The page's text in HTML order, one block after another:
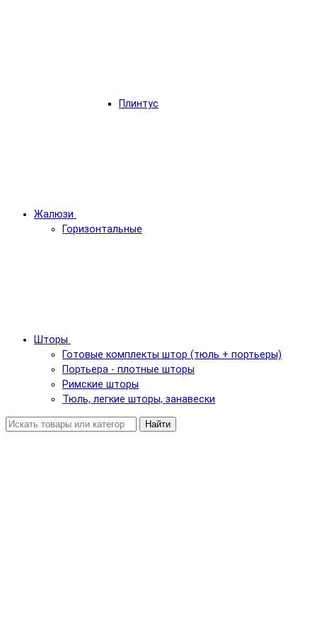
Плинтус
Жалюзи
Горизонтальные
Шторы
Готовые комплекты штор (тюль + портьеры)
Портьера - плотные шторы
Римские шторы
Тюль, легкие шторы, занавески
Найти